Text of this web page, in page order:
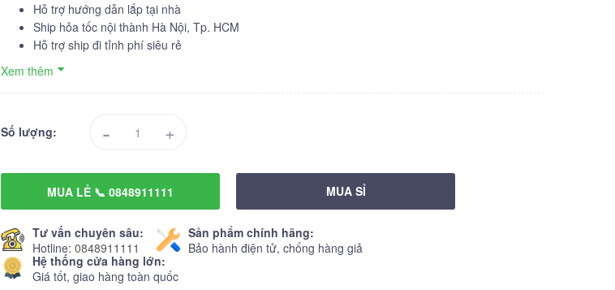
Hỗ trợ hướng dẫn lắp tại nhà
Ship hỏa tốc nội thành Hà Nội, Tp. HCM
Hỗ trợ ship đi tỉnh phí siêu rẻ
Xem thêm
Số lượng: - +
MUA LẺ 📞 0848911111 MUA SỈ
Tư vấn chuyên sâu:
Hotline: 0848911111
Sản phẩm chính hãng:
Bảo hành điện tử, chống hàng giả
Hệ thống cửa hàng lớn:
Giá tốt, giao hàng toàn quốc